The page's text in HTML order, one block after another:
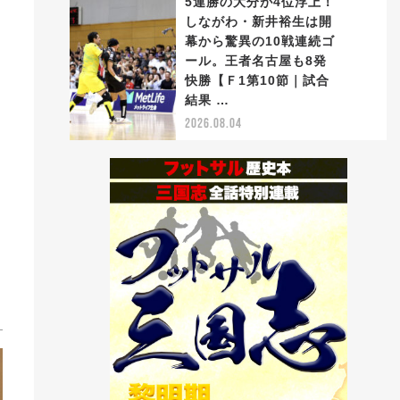
しながわ・新井裕生は開
幕から驚異の10戦連続ゴ
ール。王者名古屋も8発
快勝【Ｆ1第10節｜試合
結果 …
2026.08.04